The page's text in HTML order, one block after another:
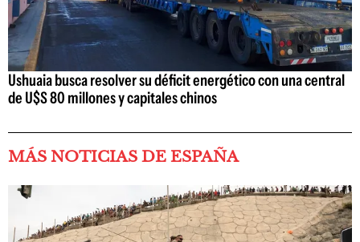
Ushuaia busca resolver su déficit energético con una central
de U$S 80 millones y capitales chinos
MÁS NOTICIAS DE ESPAÑA